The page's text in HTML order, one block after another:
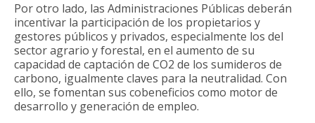
Por otro lado, las Administraciones Públicas deberán
incentivar la participación de los propietarios y
gestores públicos y privados, especialmente los del
sector agrario y forestal, en el aumento de su
capacidad de captación de CO2 de los sumideros de
carbono, igualmente claves para la neutralidad. Con
ello, se fomentan sus cobeneficios como motor de
desarrollo y generación de empleo.